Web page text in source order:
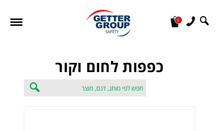
0
כפפות לחום וקור